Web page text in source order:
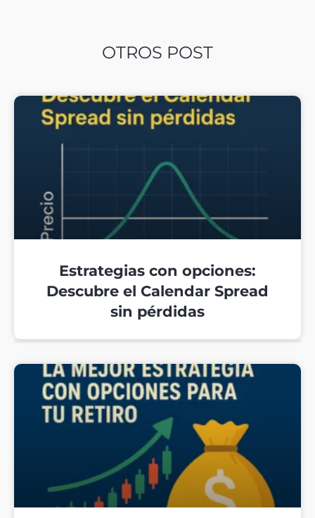
OTROS POST
Estrategias con opciones:
Descubre el Calendar Spread
sin pérdidas